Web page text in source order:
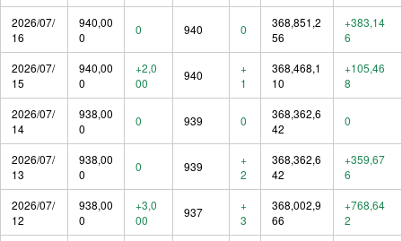
2026/07/
16
940,00
0
0 940 0
368,851,2
56
+383,14
6
2026/07/
15
940,00
0
+2,0
00
940
+
1
368,468,1
10
+105,46
8
2026/07/
14
938,00
0
0 939 0
368,362,6
42
0
2026/07/
13
938,00
0
0 939
+
2
368,362,6
42
+359,67
6
2026/07/
12
938,00
0
+3,0
00
937
+
3
368,002,9
66
+768,64
2